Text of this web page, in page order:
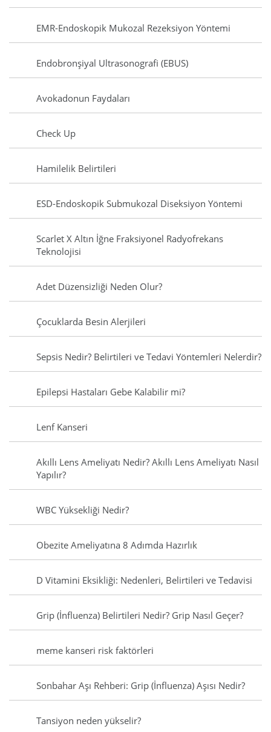
EMR-Endoskopik Mukozal Rezeksiyon Yöntemi
Endobronşiyal Ultrasonografi (EBUS)
Avokadonun Faydaları
Check Up
Hamilelik Belirtileri
ESD-Endoskopik Submukozal Diseksiyon Yöntemi
Scarlet X Altın İğne Fraksiyonel Radyofrekans
Teknolojisi
Adet Düzensizliği Neden Olur?
Çocuklarda Besin Alerjileri
Sepsis Nedir? Belirtileri ve Tedavi Yöntemleri Nelerdir?
Epilepsi Hastaları Gebe Kalabilir mi?
Lenf Kanseri
Akıllı Lens Ameliyatı Nedir? Akıllı Lens Ameliyatı Nasıl
Yapılır?
WBC Yüksekliği Nedir?
Obezite Ameliyatına 8 Adımda Hazırlık
D Vitamini Eksikliği: Nedenleri, Belirtileri ve Tedavisi
Grip (İnfluenza) Belirtileri Nedir? Grip Nasıl Geçer?
meme kanseri risk faktörleri
Sonbahar Aşı Rehberi: Grip (İnfluenza) Aşısı Nedir?
Tansiyon neden yükselir?